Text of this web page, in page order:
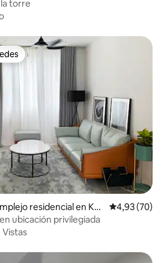
torre
residencial en Kuc
Calificación
4,93 (70)
ubicación privilegiada
Vistas